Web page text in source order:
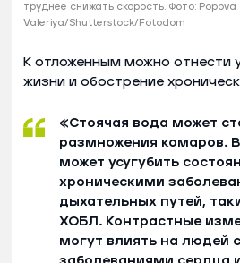
труднее снижать скорость. Фото: Popova
Valeriya/Shutterstock/Fotodom
К отложенным можно отнести
жизни и обострение
«Стоячая вода может
размножения комаров.
может усугубить
хроническими
дыхательных путей,
ХОБЛ. Контрастные
могут влиять на людей